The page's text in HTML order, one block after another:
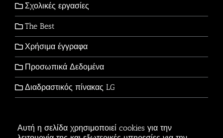
Αυτή η σελίδα χρησιμοποιεί cookies για την
Σχολικές εργασίες
The Best
Χρήσιμα έγγραφα
Προσωπικά Δεδομένα
Διαδραστικός πίνακας LG